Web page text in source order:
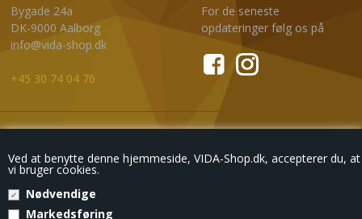
Ved at benytte denne hjemmeside, VIDA-Shop.dk, accepterer du, at
vi bruger cookies.
Nødvendige
Markedsføring
Bygade 24a
DK-9000 Aalborg
info@vida-shop.dk
+45 30 74 04 76
For de seneste
opdateringer følg os på
Eksklusive tilbud